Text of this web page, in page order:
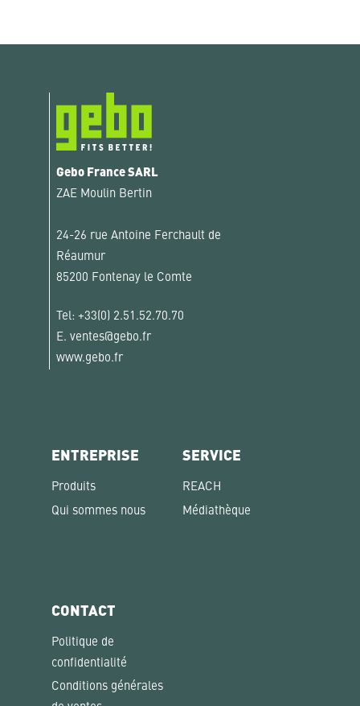
Gebo France SARL
ZAE Moulin Bertin
24-26 rue Antoine Ferchault de
Réaumur
85200 Fontenay le Comte
Tel: +33(0) 2.51.52.70.70
E. ventes@gebo.fr
www.gebo.fr
ENTREPRISE
Produits
Qui sommes nous
SERVICE
REACH
Médiathèque
CONTACT
Politique de
confidentialité
Conditions générales